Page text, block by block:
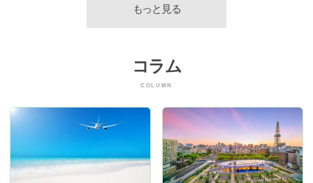
もっと見る
コラム
COLUMN